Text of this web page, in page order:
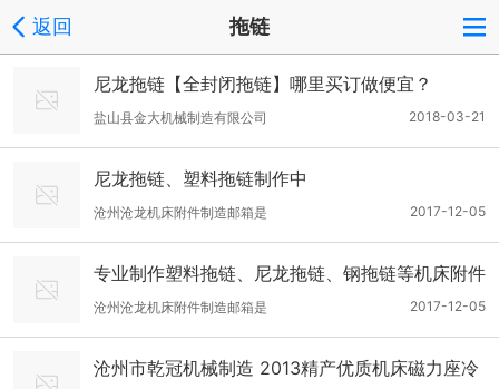
返回 拖链
尼龙拖链【全封闭拖链】哪里买订做便宜？
2018-03-21
盐山县金大机械制造有限公司
尼龙拖链、塑料拖链制作中
2017-12-05
沧州沧龙机床附件制造邮箱是
专业制作塑料拖链、尼龙拖链、钢拖链等机床附件
2017-12-05
沧州沧龙机床附件制造邮箱是
沧州市乾冠机械制造 2013精产优质机床磁力座冷